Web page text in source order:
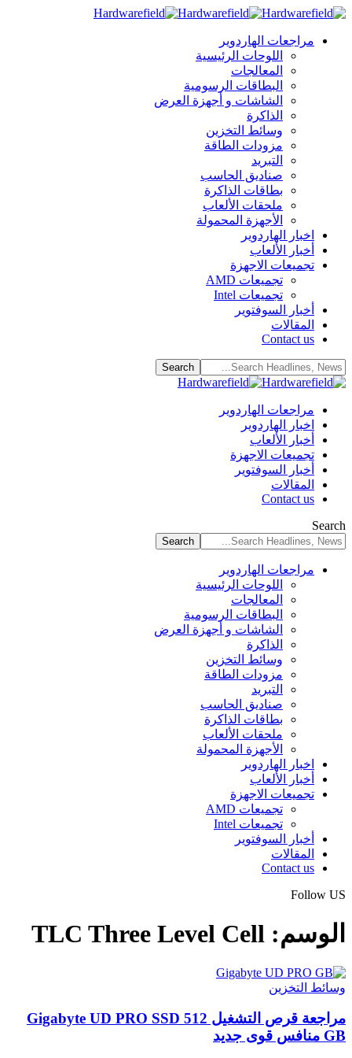
مراجعات الهاردوير
اللوحات الرئيسية
المعالجات
البطاقات الرسومية
الشاشات و أجهزة العرض
الذاكرة
وسائط التخزين
مزودات الطاقة
التبريد
صناديق الحاسب
بطاقات الذاكرة
ملحقات الألعاب
الأجهزة المحمولة
اخبار الهاردوير
أخبار الألعاب
تجميعات الاجهزة
تجميعات AMD
تجميعات Intel
أخبار السوفتوير
المقالات
Contact us
مراجعات الهاردوير
اخبار الهاردوير
أخبار الألعاب
تجميعات الاجهزة
أخبار السوفتوير
المقالات
Contact us
Search
مراجعات الهاردوير
اللوحات الرئيسية
المعالجات
البطاقات الرسومية
الشاشات و أجهزة العرض
الذاكرة
وسائط التخزين
مزودات الطاقة
التبريد
صناديق الحاسب
بطاقات الذاكرة
ملحقات الألعاب
الأجهزة المحمولة
اخبار الهاردوير
أخبار الألعاب
تجميعات الاجهزة
تجميعات AMD
تجميعات Intel
أخبار السوفتوير
المقالات
Contact us
Follow US
الوسم: TLC Three Level Cell
وسائط التخزين
مراجعة قرص التشغيل Gigabyte UD PRO SSD 512
GB منافس قوى جديد